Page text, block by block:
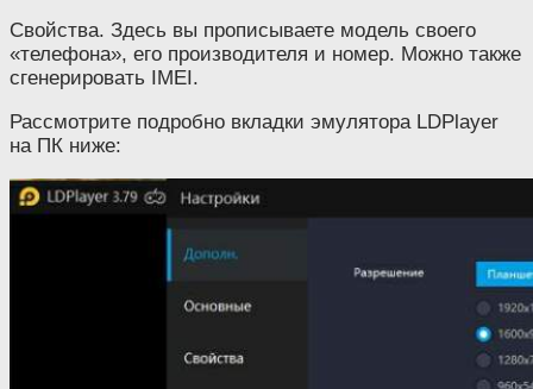
Свойства. Здесь вы прописываете модель своего
«телефона», его производителя и номер. Можно также
сгенерировать IMEI.
Рассмотрите подробно вкладки эмулятора LDPlayer
на ПК ниже: